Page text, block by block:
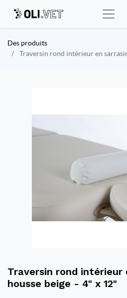
Des produits
Traversin rond intérieur en
Traversin rond intérieur
housse beige - 4" x 12"